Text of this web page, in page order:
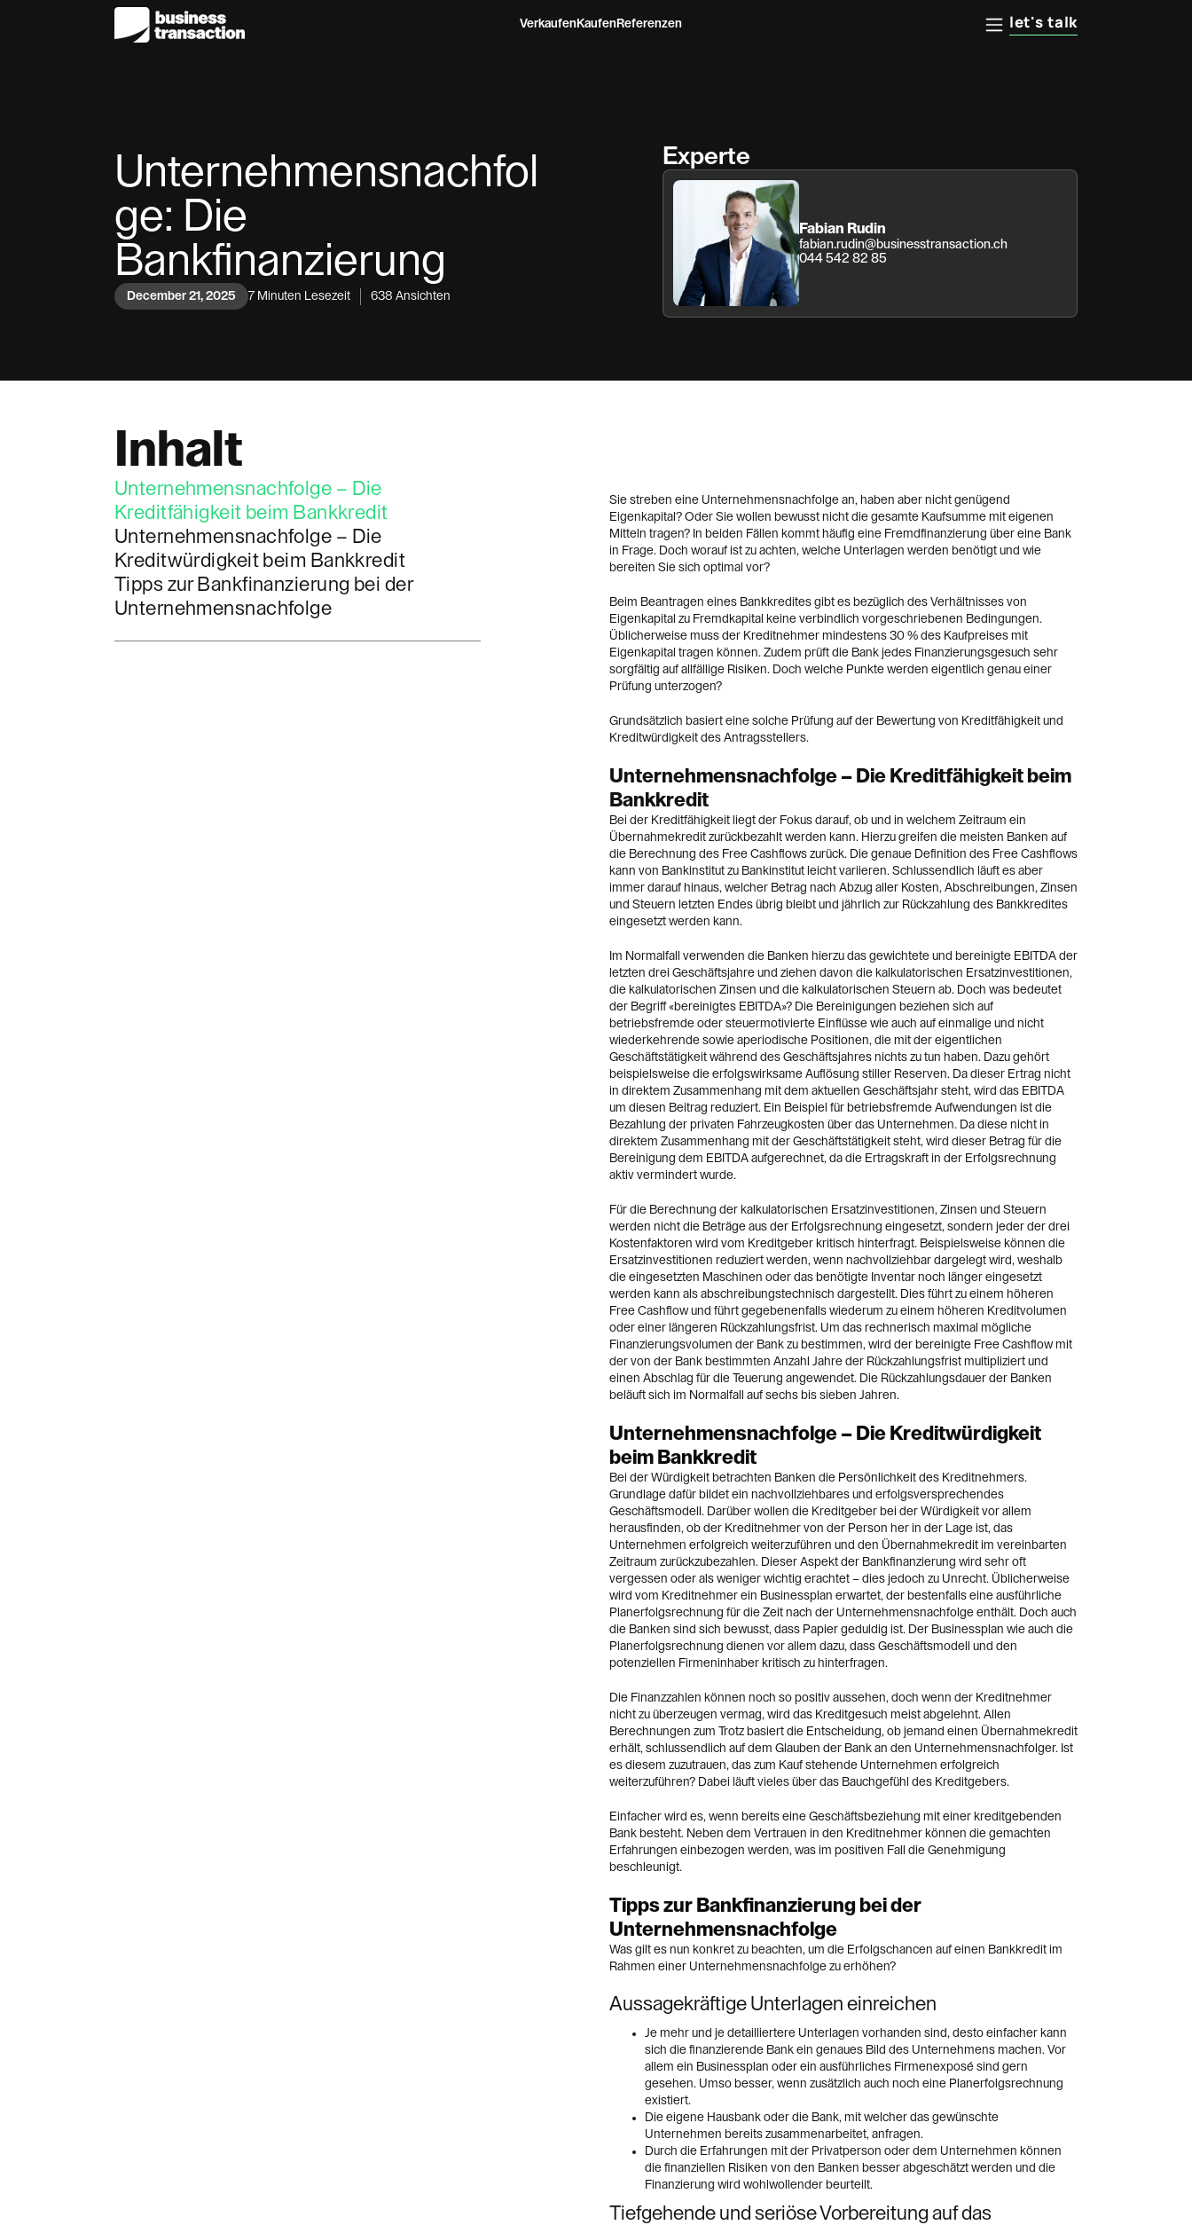
VerkaufenKaufenReferenzen let's talk
Unternehmensnachfol
ge: Die
Bankfinanzierung
December 21, 2025 7 Minuten Lesezeit 638 Ansichten
Experte
Fabian Rudin
fabian.rudin@businesstransaction.ch
044 542 82 85
Inhalt
Unternehmensnachfolge – Die
Kreditfähigkeit beim Bankkredit
Unternehmensnachfolge – Die
Kreditwürdigkeit beim Bankkredit
Tipps zur Bankfinanzierung bei der
Unternehmensnachfolge
Sie streben eine Unternehmensnachfolge an, haben aber nicht genügend
Eigenkapital? Oder Sie wollen bewusst nicht die gesamte Kaufsumme mit eigenen
Mitteln tragen? In beiden Fällen kommt häufig eine Fremdfinanzierung über eine Bank
in Frage. Doch worauf ist zu achten, welche Unterlagen werden benötigt und wie
bereiten Sie sich optimal vor?
Beim Beantragen eines Bankkredites gibt es bezüglich des Verhältnisses von
Eigenkapital zu Fremdkapital keine verbindlich vorgeschriebenen Bedingungen.
Üblicherweise muss der Kreditnehmer mindestens 30 % des Kaufpreises mit
Eigenkapital tragen können. Zudem prüft die Bank jedes Finanzierungsgesuch sehr
sorgfältig auf allfällige Risiken. Doch welche Punkte werden eigentlich genau einer
Prüfung unterzogen?
Grundsätzlich basiert eine solche Prüfung auf der Bewertung von Kreditfähigkeit und
Kreditwürdigkeit des Antragsstellers.
Unternehmensnachfolge – Die Kreditfähigkeit beim
Bankkredit
Bei der Kreditfähigkeit liegt der Fokus darauf, ob und in welchem Zeitraum ein
Übernahmekredit zurückbezahlt werden kann. Hierzu greifen die meisten Banken auf
die Berechnung des Free Cashflows zurück. Die genaue Definition des Free Cashflows
kann von Bankinstitut zu Bankinstitut leicht variieren. Schlussendlich läuft es aber
immer darauf hinaus, welcher Betrag nach Abzug aller Kosten, Abschreibungen, Zinsen
und Steuern letzten Endes übrig bleibt und jährlich zur Rückzahlung des Bankkredites
eingesetzt werden kann.
Im Normalfall verwenden die Banken hierzu das gewichtete und bereinigte EBITDA der
letzten drei Geschäftsjahre und ziehen davon die kalkulatorischen Ersatzinvestitionen,
die kalkulatorischen Zinsen und die kalkulatorischen Steuern ab. Doch was bedeutet
der Begriff «bereinigtes EBITDA»? Die Bereinigungen beziehen sich auf
betriebsfremde oder steuermotivierte Einflüsse wie auch auf einmalige und nicht
wiederkehrende sowie aperiodische Positionen, die mit der eigentlichen
Geschäftstätigkeit während des Geschäftsjahres nichts zu tun haben. Dazu gehört
beispielsweise die erfolgswirksame Auflösung stiller Reserven. Da dieser Ertrag nicht
in direktem Zusammenhang mit dem aktuellen Geschäftsjahr steht, wird das EBITDA
um diesen Beitrag reduziert. Ein Beispiel für betriebsfremde Aufwendungen ist die
Bezahlung der privaten Fahrzeugkosten über das Unternehmen. Da diese nicht in
direktem Zusammenhang mit der Geschäftstätigkeit steht, wird dieser Betrag für die
Bereinigung dem EBITDA aufgerechnet, da die Ertragskraft in der Erfolgsrechnung
aktiv vermindert wurde.
Für die Berechnung der kalkulatorischen Ersatzinvestitionen, Zinsen und Steuern
werden nicht die Beträge aus der Erfolgsrechnung eingesetzt, sondern jeder der drei
Kostenfaktoren wird vom Kreditgeber kritisch hinterfragt. Beispielsweise können die
Ersatzinvestitionen reduziert werden, wenn nachvollziehbar dargelegt wird, weshalb
die eingesetzten Maschinen oder das benötigte Inventar noch länger eingesetzt
werden kann als abschreibungstechnisch dargestellt. Dies führt zu einem höheren
Free Cashflow und führt gegebenenfalls wiederum zu einem höheren Kreditvolumen
oder einer längeren Rückzahlungsfrist. Um das rechnerisch maximal mögliche
Finanzierungsvolumen der Bank zu bestimmen, wird der bereinigte Free Cashflow mit
der von der Bank bestimmten Anzahl Jahre der Rückzahlungsfrist multipliziert und
einen Abschlag für die Teuerung angewendet. Die Rückzahlungsdauer der Banken
beläuft sich im Normalfall auf sechs bis sieben Jahren.
Unternehmensnachfolge – Die Kreditwürdigkeit
beim Bankkredit
Bei der Würdigkeit betrachten Banken die Persönlichkeit des Kreditnehmers.
Grundlage dafür bildet ein nachvollziehbares und erfolgsversprechendes
Geschäftsmodell. Darüber wollen die Kreditgeber bei der Würdigkeit vor allem
herausfinden, ob der Kreditnehmer von der Person her in der Lage ist, das
Unternehmen erfolgreich weiterzuführen und den Übernahmekredit im vereinbarten
Zeitraum zurückzubezahlen. Dieser Aspekt der Bankfinanzierung wird sehr oft
vergessen oder als weniger wichtig erachtet – dies jedoch zu Unrecht. Üblicherweise
wird vom Kreditnehmer ein Businessplan erwartet, der bestenfalls eine ausführliche
Planerfolgsrechnung für die Zeit nach der Unternehmensnachfolge enthält. Doch auch
die Banken sind sich bewusst, dass Papier geduldig ist. Der Businessplan wie auch die
Planerfolgsrechnung dienen vor allem dazu, dass Geschäftsmodell und den
potenziellen Firmeninhaber kritisch zu hinterfragen.
Die Finanzzahlen können noch so positiv aussehen, doch wenn der Kreditnehmer
nicht zu überzeugen vermag, wird das Kreditgesuch meist abgelehnt. Allen
Berechnungen zum Trotz basiert die Entscheidung, ob jemand einen Übernahmekredit
erhält, schlussendlich auf dem Glauben der Bank an den Unternehmensnachfolger. Ist
es diesem zuzutrauen, das zum Kauf stehende Unternehmen erfolgreich
weiterzuführen? Dabei läuft vieles über das Bauchgefühl des Kreditgebers.
Einfacher wird es, wenn bereits eine Geschäftsbeziehung mit einer kreditgebenden
Bank besteht. Neben dem Vertrauen in den Kreditnehmer können die gemachten
Erfahrungen einbezogen werden, was im positiven Fall die Genehmigung
beschleunigt.
Tipps zur Bankfinanzierung bei der
Unternehmensnachfolge
Was gilt es nun konkret zu beachten, um die Erfolgschancen auf einen Bankkredit im
Rahmen einer Unternehmensnachfolge zu erhöhen?
Aussagekräftige Unterlagen einreichen
Je mehr und je detailliertere Unterlagen vorhanden sind, desto einfacher kann
sich die finanzierende Bank ein genaues Bild des Unternehmens machen. Vor
allem ein Businessplan oder ein ausführliches Firmenexposé sind gern
gesehen. Umso besser, wenn zusätzlich auch noch eine Planerfolgsrechnung
existiert.
Die eigene Hausbank oder die Bank, mit welcher das gewünschte
Unternehmen bereits zusammenarbeitet, anfragen.
Durch die Erfahrungen mit der Privatperson oder dem Unternehmen können
die finanziellen Risiken von den Banken besser abgeschätzt werden und die
Finanzierung wird wohlwollender beurteilt.
Tiefgehende und seriöse Vorbereitung auf das